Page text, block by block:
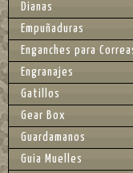
Dianas
Empuñaduras
Enganches para
Engranajes
Gatillos
Gear Box
Guardamanos
Guia Muelles